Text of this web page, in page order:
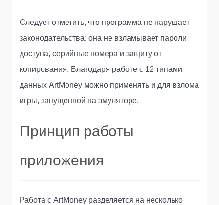
Следует отметить, что программа не нарушает
законодательства: она не взламывает пароли
доступа, серийные номера и защиту от
копирования. Благодаря работе с 12 типами
данных ArtMoney можно применять и для взлома
игры, запущенной на эмуляторе.
Принцип работы
приложения
Работа с ArtMoney разделяется на несколько